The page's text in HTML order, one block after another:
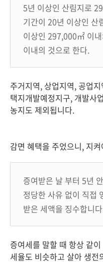
5년 이상인 산림지로
기간이 20년 이상인 산
이상인 297,000㎡ 이
이내의 것으로 한다.
주거지역, 상업지역, 공업
택지개발예정지구, 개발사
농지도 제외됩니다.
감면 혜택을 주었으니, 지
증여받은 날 부터 5년
정당한 사유 없이 직접
받은 세액을 징수합니
증여세를 말할 때 항상 같
세율도 비슷하고 살아 생전